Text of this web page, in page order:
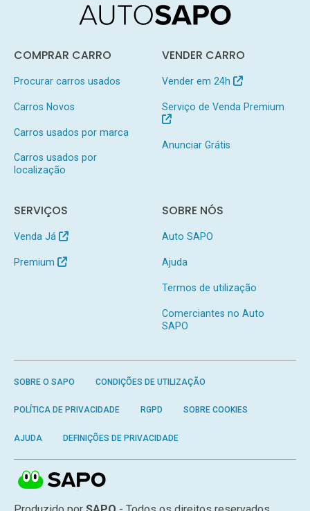
COMPRAR CARRO
Procurar carros usados
Carros Novos
Carros usados por marca
Carros usados por
localização
VENDER CARRO
Vender em 24h
Serviço de Venda Premium
Anunciar Grátis
SERVIÇOS
Venda Já
Premium
SOBRE NÓS
Auto SAPO
Ajuda
Termos de utilização
Comerciantes no Auto
SAPO
SOBRE O SAPO CONDIÇÕES DE UTILIZAÇÃO
POLÍTICA DE PRIVACIDADE RGPD SOBRE COOKIES
AJUDA DEFINIÇÕES DE PRIVACIDADE